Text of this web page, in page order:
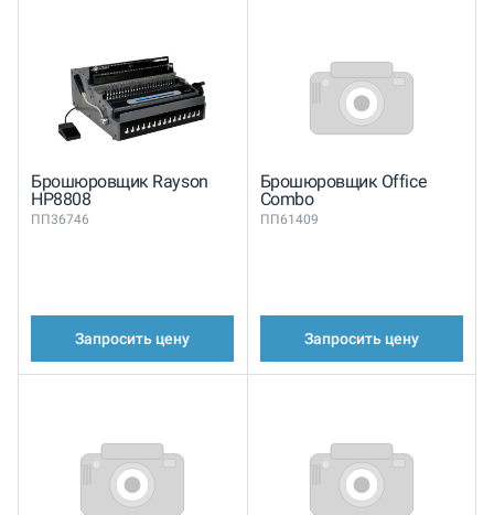
Брошюровщик Rayson
HP8808
ПП36746
Запросить цену
Брошюровщик Office
Combo
ПП61409
Запросить цену